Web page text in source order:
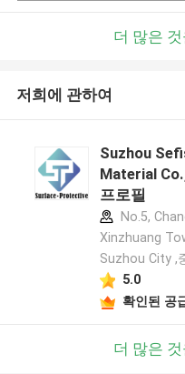
더 많은
저희에 관하여
Suzhou
Material
프로필
No.5,
Xinzhuang
Suzhou City ,
5.0
확인된 공
더 많은